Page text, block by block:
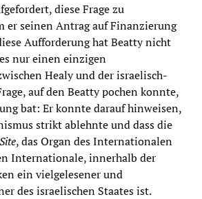
diese Frage zu
er seinen Antrag auf Finanzierung
Aufforderung hat Beatty nicht
nur einen einzigen
Healy und der israelisch-
auf den Beatty pochen konnte,
bat: Er konnte darauf hinweisen,
strikt ablehnte und dass die
, das Organ des Internationalen
Internationale, innerhalb der
ein vielgelesener und
des israelischen Staates ist.